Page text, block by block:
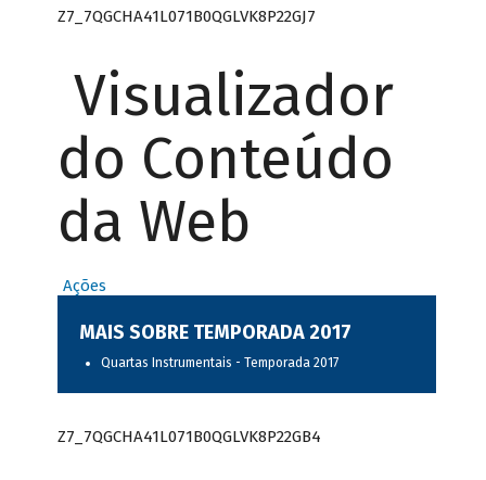
Z7_7QGCHA41L071B0QGLVK8P22GJ7
Visualizador
do Conteúdo
da Web
Ações
MAIS SOBRE TEMPORADA 2017
Quartas Instrumentais - Temporada 2017
Z7_7QGCHA41L071B0QGLVK8P22GB4